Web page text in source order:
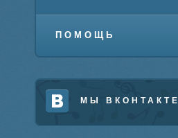
ПОМОЩЬ
МЫ ВКОНТАКТЕ